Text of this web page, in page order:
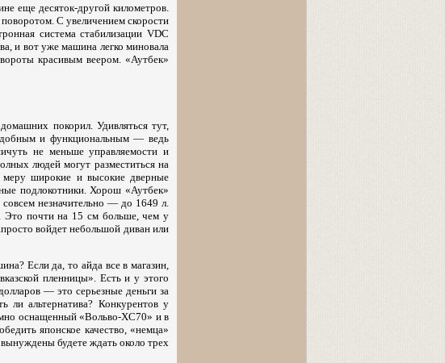
еще десяток-другой километров.
С увеличением скорости
система стабилизации VDC
и вот уже машина легко миновала
красивым веером. «Аутбек»
покорил. Удивляться тут,
и функциональным — ведь
не меньше управляемости и
людей могут разместиться на
меру широкие и высокие дверные
подлокотники. Хорош «Аутбек»
незначительно — до 1649 л.
Это почти на 15 см больше, чем у
войдет небольшой диван или
Если да, то айда все в магазин,
пленницы». Есть и у этого
— это серьезные деньги за
ли альтернатива? Конкурентов у
оснащенный «Вольво-XC70» и в
японское качество, «немца»
будете ждать около трех